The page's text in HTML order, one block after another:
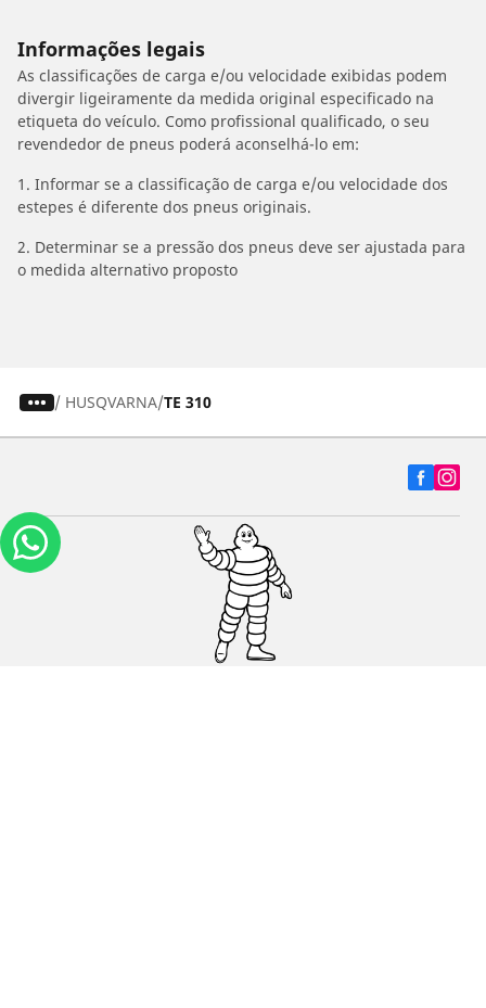
Informações legais
As classificações de carga e/ou velocidade exibidas podem
divergir ligeiramente da medida original especificado na
etiqueta do veículo. Como profissional qualificado, o seu
revendedor de pneus poderá aconselhá-lo em:
1. Informar se a classificação de carga e/ou velocidade dos
estepes é diferente dos pneus originais.
2. Determinar se a pressão dos pneus deve ser ajustada para
o medida alternativo proposto
/ HUSQVARNA TE 310